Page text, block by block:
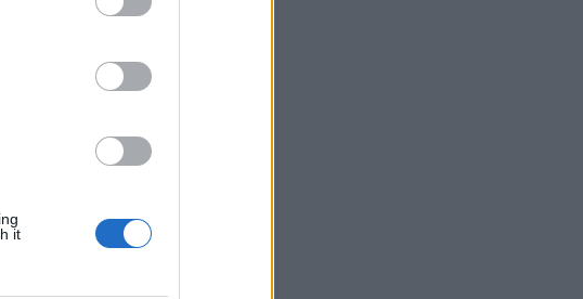
it
επιτρέπουν παραγωγή
παραβίαση συνθηκών
ομπρέλα του ΝΑΤΟ.